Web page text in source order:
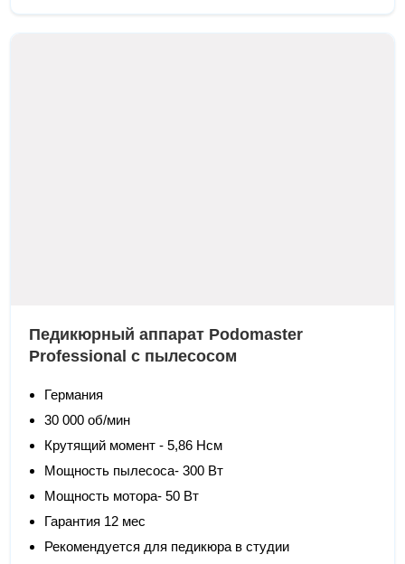
Педикюрный аппарат Podomaster
Professional с пылесосом
Германия
30 000 об/мин
Крутящий момент - 5,86 Нсм
Мощность пылесоса- 300 Вт
Мощность мотора- 50 Вт
Гарантия 12 мес
Рекомендуется для педикюра в студии